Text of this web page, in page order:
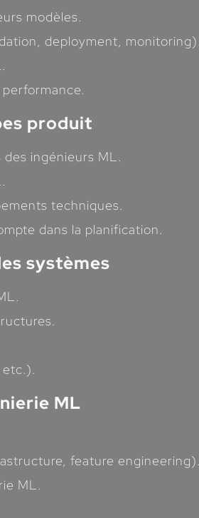
modèles.
deployment, monitoring).
produit
ingénieurs ML.
techniques.
dans la planification.
systèmes
etc.).
ML
feature engineering).
ML.